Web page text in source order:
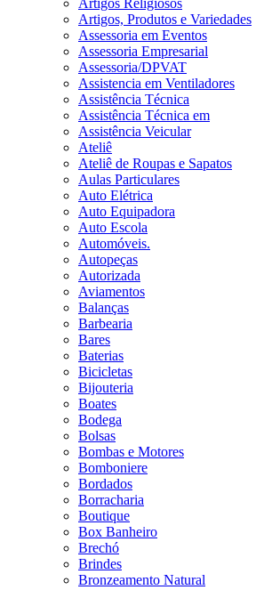
Artigos Religiosos
Artigos, Produtos e Variedades
Assessoria em Eventos
Assessoria Empresarial
Assessoria/DPVAT
Assistencia em Ventiladores
Assistência Técnica
Assistência Técnica em
Assistência Veicular
Ateliê
Ateliê de Roupas e Sapatos
Aulas Particulares
Auto Elétrica
Auto Equipadora
Auto Escola
Automóveis.
Autopeças
Autorizada
Aviamentos
Balanças
Barbearia
Bares
Baterias
Bicicletas
Bijouteria
Boates
Bodega
Bolsas
Bombas e Motores
Bomboniere
Bordados
Borracharia
Boutique
Box Banheiro
Brechó
Brindes
Bronzeamento Natural